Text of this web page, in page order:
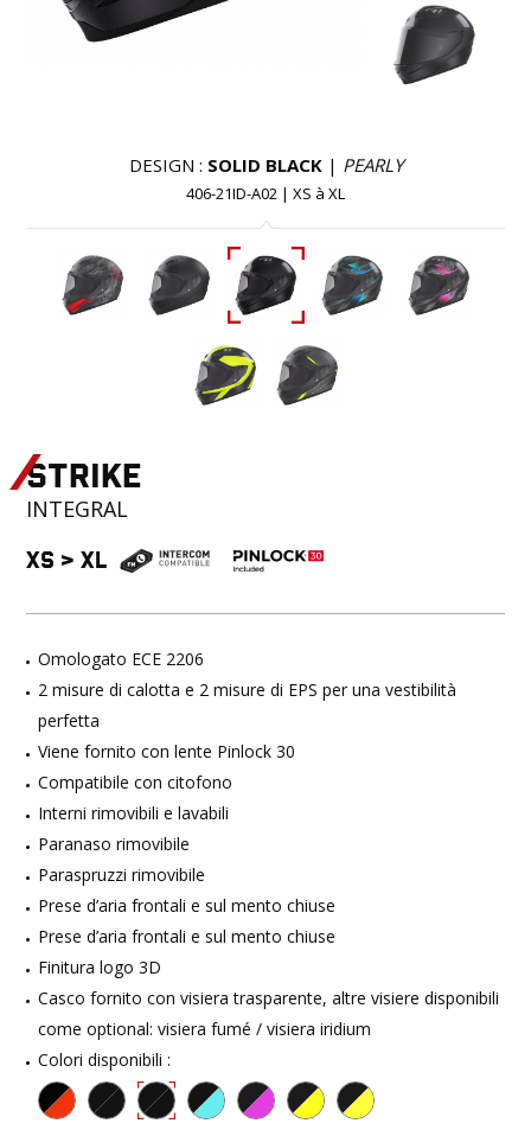
DESIGN : SOLID BLACK| PEARLY
406-21ID-A02 | XS à XL
STRIKE
INTEGRAL
XS >XL
Omologato ECE 2206
2 misure di calotta e 2 misure di EPS per una vestibilità
perfetta
Viene fornito con lente Pinlock 30
Compatibile con citofono
Interni rimovibili e lavabili
Paranaso rimovibile
Paraspruzzi rimovibile
Prese d’aria frontali e sul mento chiuse
Prese d’aria frontali e sul mento chiuse
Finitura logo 3D
Casco fornito con visiera trasparente, altre visiere disponibili
come optional: visiera fumé / visiera iridium
Colori disponibili :